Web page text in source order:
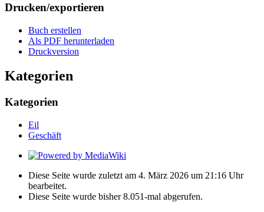
Drucken/­exportieren
Buch erstellen
Als PDF herunterladen
Druckversion
Kategorien
Kategorien
Eil
Geschäft
Diese Seite wurde zuletzt am 4. März 2026 um 21:16 Uhr
bearbeitet.
Diese Seite wurde bisher 8.051-mal abgerufen.